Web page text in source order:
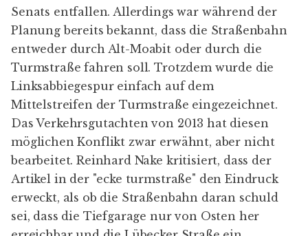
Senats entfallen. Allerdings war während der
Planung bereits bekannt, dass die Straßenbahn
entweder durch Alt-Moabit oder durch die
Turmstraße fahren soll. Trotzdem wurde die
Linksabbiegespur einfach auf dem
Mittelstreifen der Turmstraße eingezeichnet.
Das Verkehrsgutachten von 2013 hat diesen
möglichen Konflikt zwar erwähnt, aber nicht
bearbeitet. Reinhard Nake kritisiert, dass der
Artikel in der "ecke turmstraße" den Eindruck
erweckt, als ob die Straßenbahn daran schuld
sei, dass die Tiefgarage nur von Osten her